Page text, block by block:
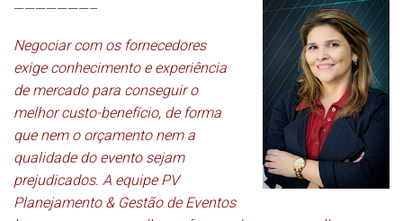
———————–
Negociar com os fornecedores
exige conhecimento e experiência
de mercado para conseguir o
melhor custo-benefício, de forma
que nem o orçamento nem a
qualidade do evento sejam
prejudicados. A equipe PV
Planejamento & Gestão de Eventos